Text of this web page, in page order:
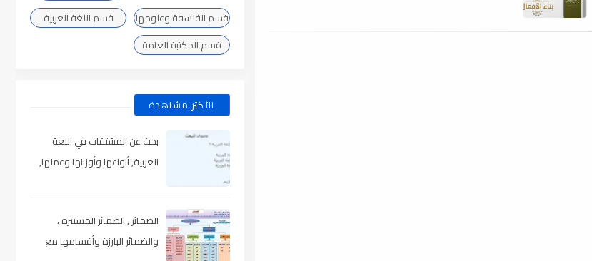
قسم الفلسفة وعلومها
قسم اللغة العربية
قسم المكتبة العامة
الأكثر مشاهدة
بحث عن المشتقات في اللغة
العربية, أنواعها وأوزانها وعملها,
الضمائر , الضمائر المستترة ،
والضمائر البارزة وأقسامها مع